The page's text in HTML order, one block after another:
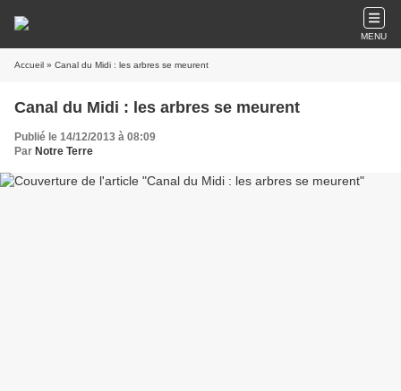
MENU
Accueil » Canal du Midi : les arbres se meurent
Canal du Midi : les arbres se meurent
Publié le 14/12/2013 à 08:09
Par Notre Terre